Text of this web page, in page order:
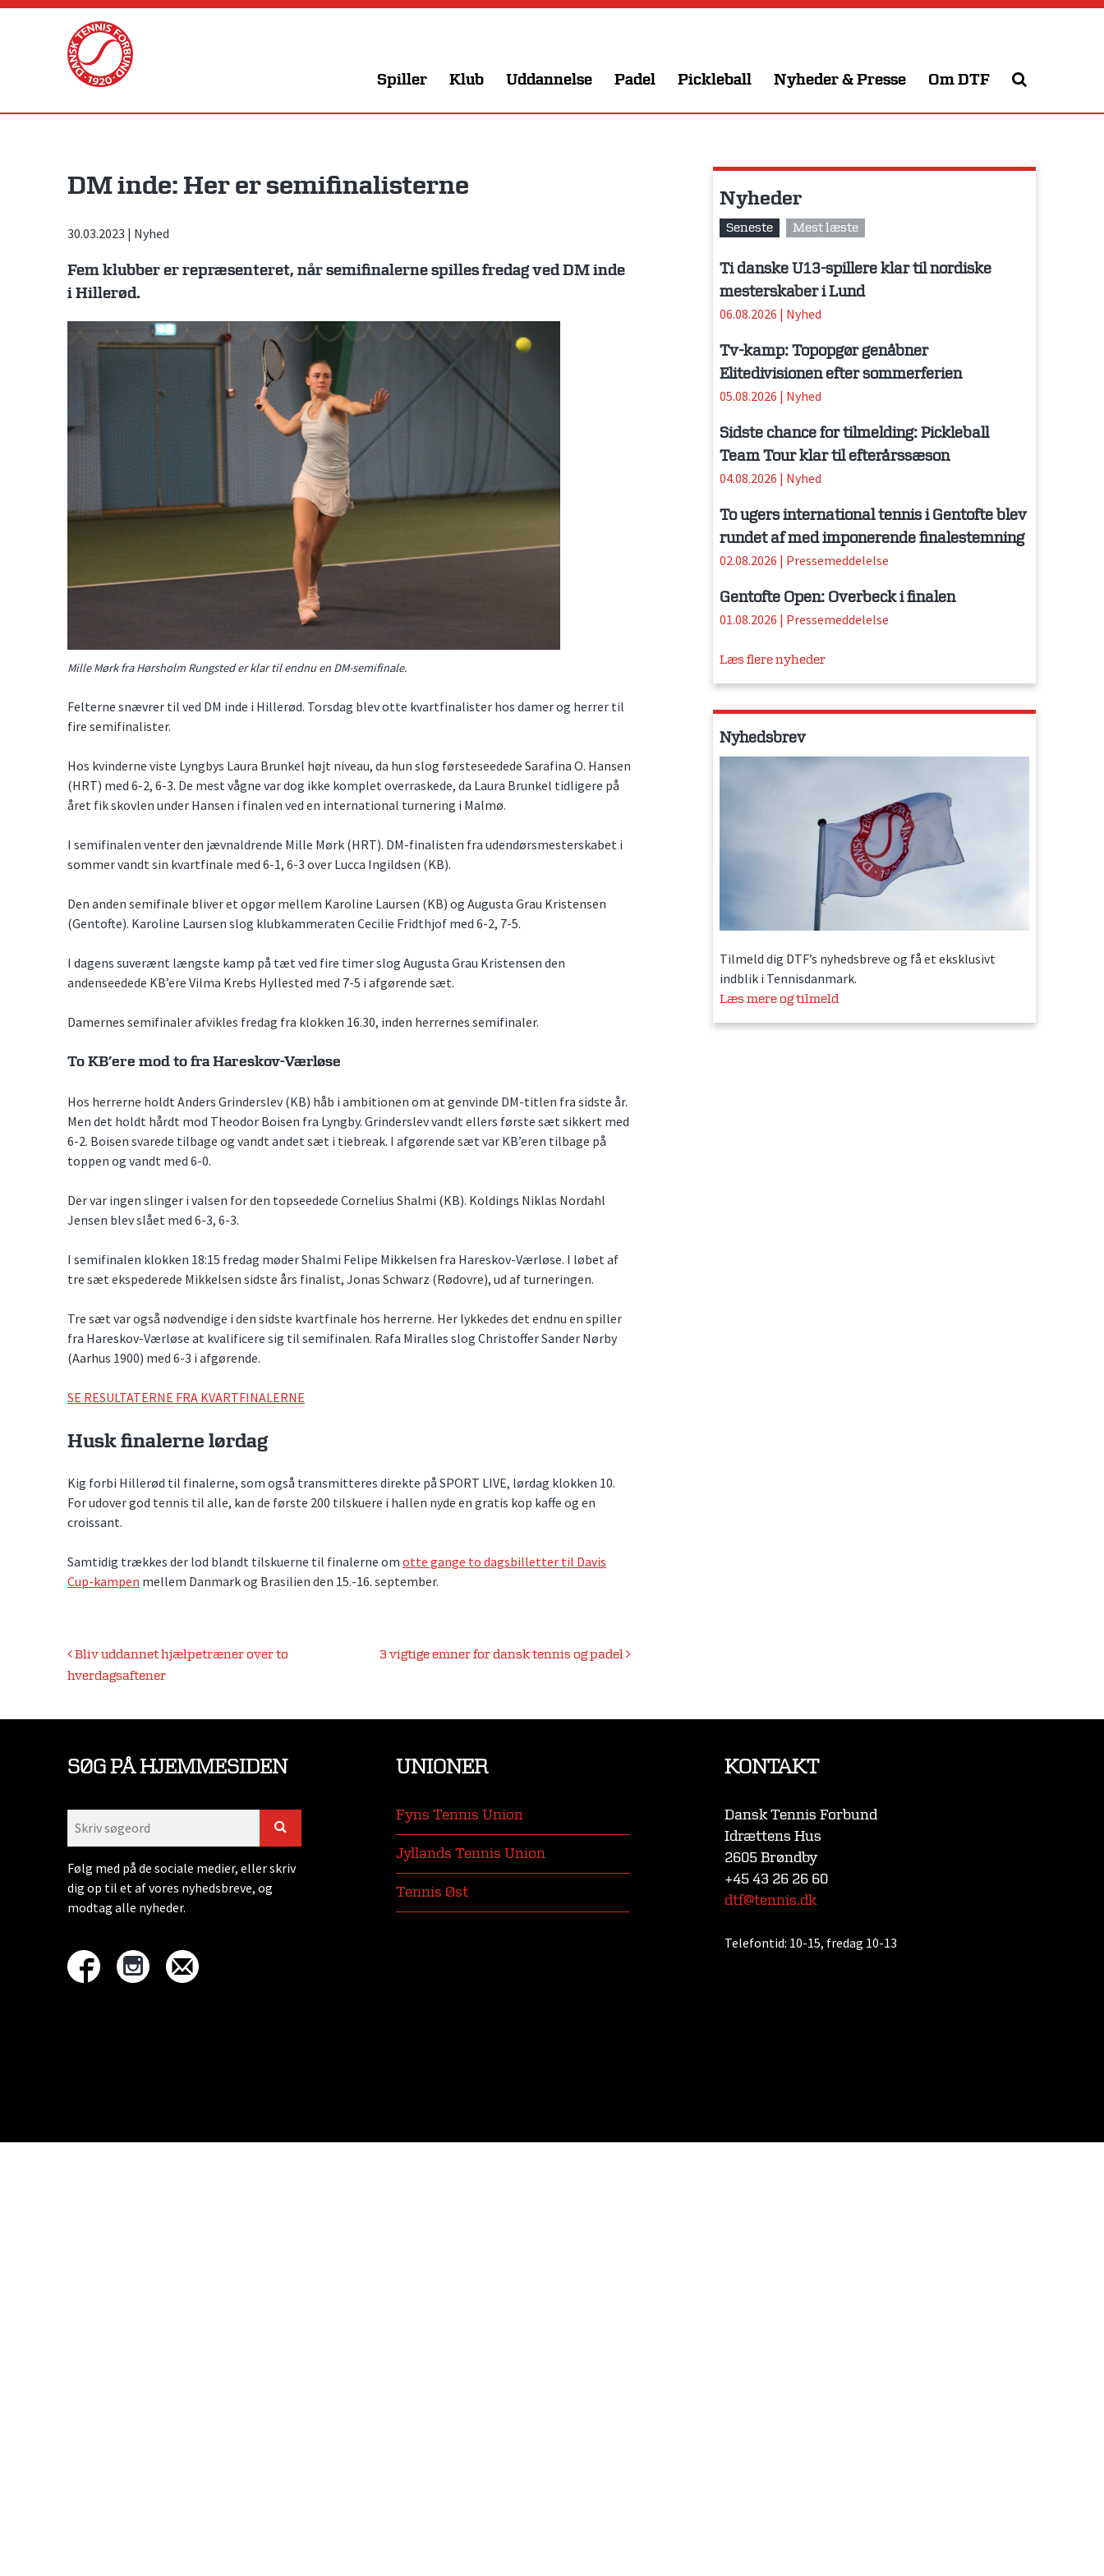
Skip
Spiller Klub Uddannelse Padel Pickleball Nyheder & Presse Om DTF
DM inde: Her er semifinalisterne
30.03.2023 | Nyhed
Fem klubber er repræsenteret, når semifinalerne spilles fredag ved DM inde
i Hillerød.
Mille Mørk fra Hørsholm Rungsted er klar til endnu en DM-semifinale.
Felterne snævrer til ved DM inde i Hillerød. Torsdag blev otte kvartfinalister hos damer og herrer til
fire semifinalister.
Hos kvinderne viste Lyngbys Laura Brunkel højt niveau, da hun slog førsteseedede Sarafina O. Hansen
(HRT) med 6-2, 6-3. De mest vågne var dog ikke komplet overraskede, da Laura Brunkel tidligere på
året fik skovlen under Hansen i finalen ved en international turnering i Malmø.
I semifinalen venter den jævnaldrende Mille Mørk (HRT). DM-finalisten fra udendørsmesterskabet i
sommer vandt sin kvartfinale med 6-1, 6-3 over Lucca Ingildsen (KB).
Den anden semifinale bliver et opgør mellem Karoline Laursen (KB) og Augusta Grau Kristensen
(Gentofte). Karoline Laursen slog klubkammeraten Cecilie Fridthjof med 6-2, 7-5.
I dagens suverænt længste kamp på tæt ved fire timer slog Augusta Grau Kristensen den
andenseedede KB’ere Vilma Krebs Hyllested med 7-5 i afgørende sæt.
Damernes semifinaler afvikles fredag fra klokken 16.30, inden herrernes semifinaler.
To KB’ere mod to fra Hareskov-Værløse
Hos herrerne holdt Anders Grinderslev (KB) håb i ambitionen om at genvinde DM-titlen fra sidste år.
Men det holdt hårdt mod Theodor Boisen fra Lyngby. Grinderslev vandt ellers første sæt sikkert med
6-2. Boisen svarede tilbage og vandt andet sæt i tiebreak. I afgørende sæt var KB’eren tilbage på
toppen og vandt med 6-0.
Der var ingen slinger i valsen for den topseedede Cornelius Shalmi (KB). Koldings Niklas Nordahl
Jensen blev slået med 6-3, 6-3.
I semifinalen klokken 18:15 fredag møder Shalmi Felipe Mikkelsen fra Hareskov-Værløse. I løbet af
tre sæt ekspederede Mikkelsen sidste års finalist, Jonas Schwarz (Rødovre), ud af turneringen.
Tre sæt var også nødvendige i den sidste kvartfinale hos herrerne. Her lykkedes det endnu en spiller
fra Hareskov-Værløse at kvalificere sig til semifinalen. Rafa Miralles slog Christoffer Sander Nørby
(Aarhus 1900) med 6-3 i afgørende.
SE RESULTATERNE FRA KVARTFINALERNE
Husk finalerne lørdag
Kig forbi Hillerød til finalerne, som også transmitteres direkte på SPORT LIVE, lørdag klokken 10.
For udover god tennis til alle, kan de første 200 tilskuere i hallen nyde en gratis kop kaffe og en
croissant.
Samtidig trækkes der lod blandt tilskuerne til finalerne om otte gange to dagsbilletter til Davis
Cup-kampen mellem Danmark og Brasilien den 15.-16. september.
Indlægsnavigation
Bliv uddannet hjælpetræner over to
hverdagsaftener
3 vigtige emner for dansk tennis og padel
Nyheder
Seneste Mest læste
Ti danske U13-spillere klar til nordiske
mesterskaber i Lund
06.08.2026 | Nyhed
Tv-kamp: Topopgør genåbner
Elitedivisionen efter sommerferien
05.08.2026 | Nyhed
Sidste chance for tilmelding: Pickleball
Team Tour klar til efterårssæson
04.08.2026 | Nyhed
To ugers international tennis i Gentofte blev
rundet af med imponerende finalestemning
02.08.2026 | Pressemeddelelse
Gentofte Open: Overbeck i finalen
01.08.2026 | Pressemeddelelse
Læs flere nyheder
Nyhedsbrev
Tilmeld dig DTF’s nyhedsbreve og få et eksklusivt
indblik i Tennisdanmark.
Læs mere og tilmeld
SØG PÅ HJEMMESIDEN
Følg med på de sociale medier, eller skriv
dig op til et af vores nyhedsbreve, og
modtag alle nyheder.
UNIONER
Fyns Tennis Union
Jyllands Tennis Union
Tennis Øst
KONTAKT
Dansk Tennis Forbund
Idrættens Hus
2605 Brøndby
+45 43 26 26 60
dtf@tennis.dk
Telefontid: 10-15, fredag 10-13